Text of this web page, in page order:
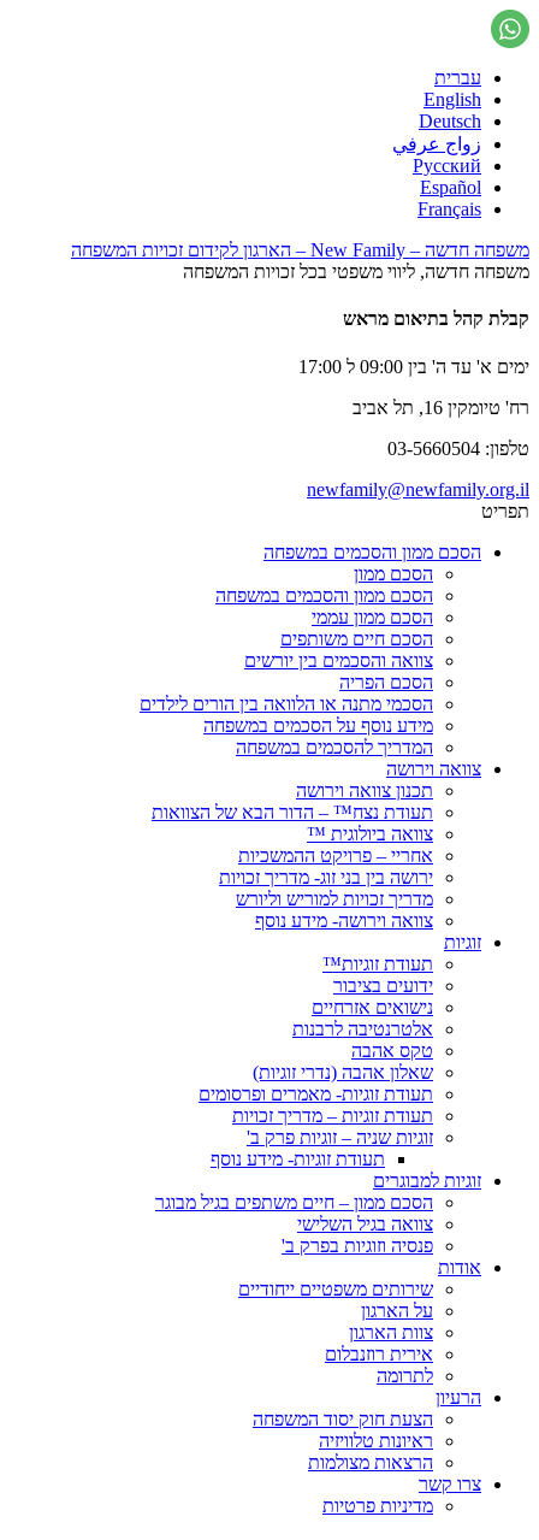
עברית
English
Deutsch
زواج عرفي
Русский
Español
Français
משפחה חדשה – New Family – הארגון לקידום זכויות המשפחה
משפחה חדשה, ליווי משפטי בכל זכויות המשפחה
קבלת קהל בתיאום מראש
ימים א' עד ה' בין 09:00 ל 17:00
רח' טיומקין 16, תל אביב
טלפון: 03-5660504
newfamily@newfamily.org.il
תפריט
הסכם ממון והסכמים במשפחה
הסכם ממון
הסכם ממון והסכמים במשפחה
הסכם ממון עממי
הסכם חיים משותפים
צוואה והסכמים בין יורשים
הסכם הפריה
הסכמי מתנה או הלוואה בין הורים לילדים
מידע נוסף על הסכמים במשפחה
המדריך להסכמים במשפחה
צוואה וירושה
תכנון צוואה וירושה
תעודת נצח™ – הדור הבא של הצוואות
צוואה ביולוגית ™
אחריי – פרויקט ההמשכיות
ירושה בין בני זוג- מדריך זכויות
מדריך זכויות למוריש וליורש
צוואה וירושה- מידע נוסף
זוגיות
תעודת זוגיות™
ידועים בציבור
נישואים אזרחיים
אלטרנטיבה לרבנות
טקס אהבה
שאלון אהבה (נדרי זוגיות)
תעודת זוגיות- מאמרים ופרסומים
תעודת זוגיות – מדריך זכויות
זוגיות שניה – זוגיות פרק ב'
תעודת זוגיות- מידע נוסף
זוגיות למבוגרים
הסכם ממון – חיים משתפים בגיל מבוגר
צוואה בגיל השלישי
פנסיה וזוגיות בפרק ב'
אודות
שירותים משפטיים ייחודיים
על הארגון
צוות הארגון
אירית רוזנבלום
לתרומה
הרעיון
הצעת חוק יסוד המשפחה
ראיונות טלוויזיה
הרצאות מצולמות
צרו קשר
מדיניות פרטיות